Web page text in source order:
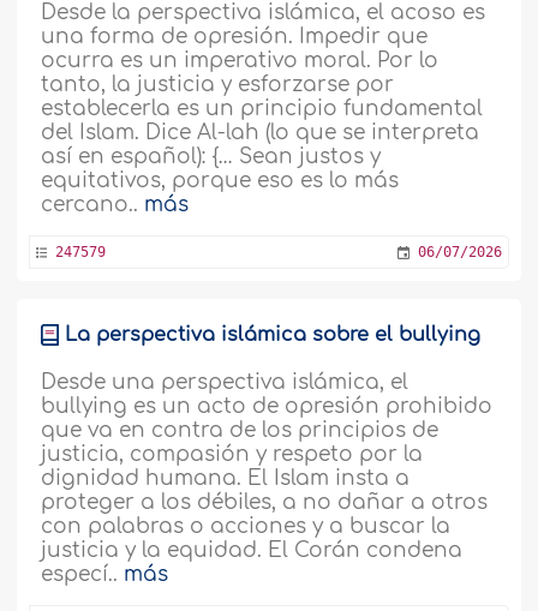
Desde la perspectiva islámica, el acoso es
una forma de opresión. Impedir que
ocurra es un imperativo moral. Por lo
tanto, la justicia y esforzarse por
establecerla es un principio fundamental
del Islam. Dice Al-lah (lo que se interpreta
así en español): {… Sean justos y
equitativos, porque eso es lo más
cercano.. más
247579 06/07/2026
La perspectiva islámica sobre el bullying
Desde una perspectiva islámica, el
bullying es un acto de opresión prohibido
que va en contra de los principios de
justicia, compasión y respeto por la
dignidad humana. El Islam insta a
proteger a los débiles, a no dañar a otros
con palabras o acciones y a buscar la
justicia y la equidad. El Corán condena
especí.. más